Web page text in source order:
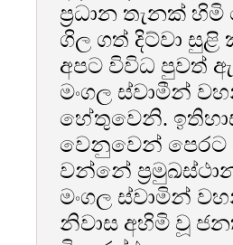
ප්‍රධාන තැනක් හිමි
ගිල ගත් දිට්වා සුළි
අපට විවිධ පුවත්
මංගල ස්වාමීන්
හේතුවෙනි.
වෙනුවෙන් පෙරට
වන්නේ
මංගල ස්වාමින්
නිවාස අහිමි වූ